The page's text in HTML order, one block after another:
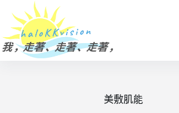
主
要
美敷肌能